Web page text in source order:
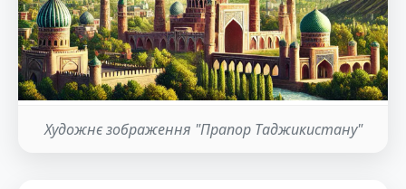
Художнє зображення "Прапор Таджикистану"